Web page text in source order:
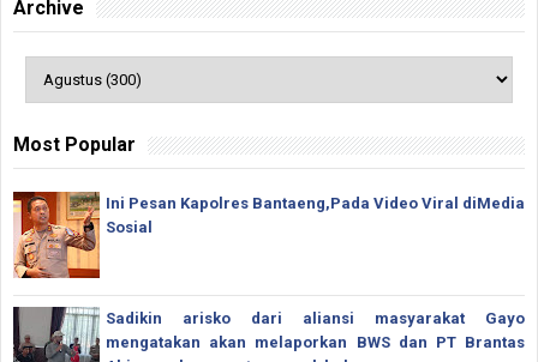
Archive
Most Popular
Ini Pesan Kapolres Bantaeng,Pada Video Viral diMedia
Sosial
Sadikin arisko dari aliansi masyarakat Gayo
mengatakan akan melaporkan BWS dan PT Brantas